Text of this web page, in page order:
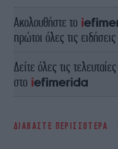
Ακολουθήστε το
πρώτοι όλες τις ειδήσεις
Δείτε όλες τις τελευταίες
στο
ΔΙΑΒΑΣΤΕ ΠΕΡΙΣΣΟΤΕΡΑ